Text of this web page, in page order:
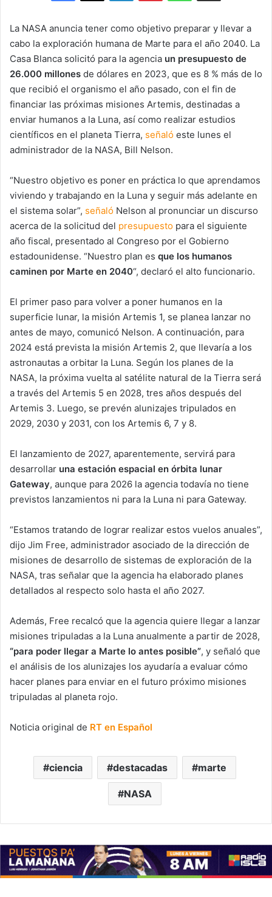
La NASA anuncia tener como objetivo preparar y llevar a
cabo la exploración humana de Marte para el año 2040. La
Casa Blanca solicitó para la agencia un presupuesto de
26.000 millones de dólares en 2023, que es 8 % más de lo
que recibió el organismo el año pasado, con el fin de
financiar las próximas misiones Artemis, destinadas a
enviar humanos a la Luna, así como realizar estudios
científicos en el planeta Tierra, señaló este lunes el
administrador de la NASA, Bill Nelson.
“Nuestro objetivo es poner en práctica lo que aprendamos
viviendo y trabajando en la Luna y seguir más adelante en
el sistema solar”, señaló Nelson al pronunciar un discurso
acerca de la solicitud del presupuesto para el siguiente
año fiscal, presentado al Congreso por el Gobierno
estadounidense. “Nuestro plan es que los humanos
caminen por Marte en 2040“, declaró el alto funcionario.
El primer paso para volver a poner humanos en la
superficie lunar, la misión Artemis 1, se planea lanzar no
antes de mayo, comunicó Nelson. A continuación, para
2024 está prevista la misión Artemis 2, que llevaría a los
astronautas a orbitar la Luna. Según los planes de la
NASA, la próxima vuelta al satélite natural de la Tierra será
a través del Artemis 5 en 2028, tres años después del
Artemis 3. Luego, se prevén alunizajes tripulados en
2029, 2030 y 2031, con los Artemis 6, 7 y 8.
El lanzamiento de 2027, aparentemente, servirá para
desarrollar una estación espacial en órbita lunar
Gateway, aunque para 2026 la agencia todavía no tiene
previstos lanzamientos ni para la Luna ni para Gateway.
“Estamos tratando de lograr realizar estos vuelos anuales”,
dijo Jim Free, administrador asociado de la dirección de
misiones de desarrollo de sistemas de exploración de la
NASA, tras señalar que la agencia ha elaborado planes
detallados al respecto solo hasta el año 2027.
Además, Free recalcó que la agencia quiere llegar a lanzar
misiones tripuladas a la Luna anualmente a partir de 2028,
“para poder llegar a Marte lo antes posible”, y señaló que
el análisis de los alunizajes los ayudaría a evaluar cómo
hacer planes para enviar en el futuro próximo misiones
tripuladas al planeta rojo.
Noticia original de RT en Español
ciencia destacadas marte
NASA